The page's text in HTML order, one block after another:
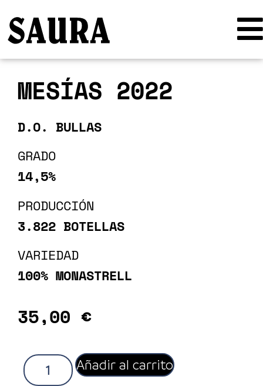
MESÍAS 2022
D.O. BULLAS
GRADO
14,5%
PRODUCCIÓN
3.822 BOTELLAS
VARIEDAD
100% MONASTRELL
35,00 €
Añadir al carrito